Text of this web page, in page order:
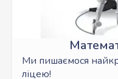
Ми пишаємося
ліцею!